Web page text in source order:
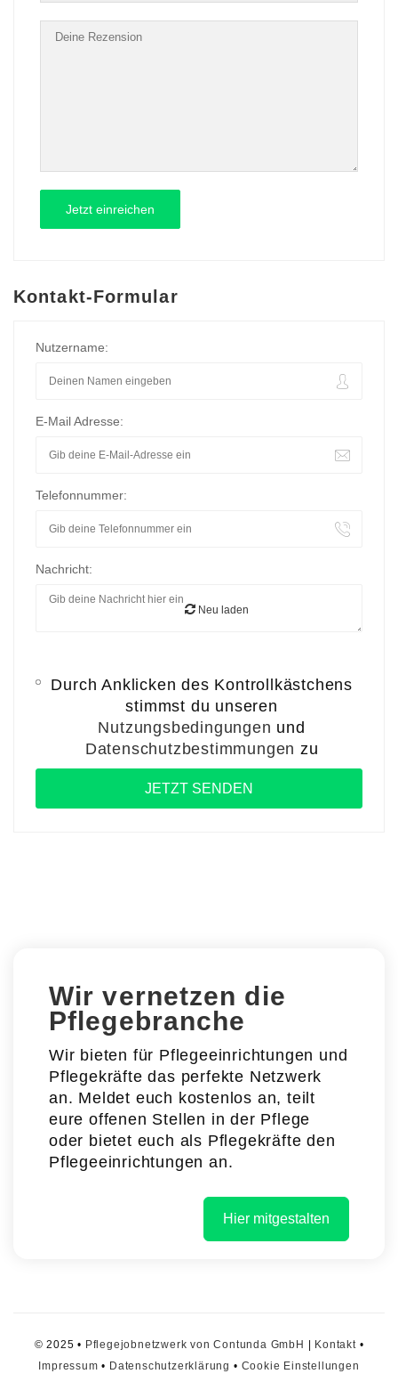
Kontakt-Formular
Nutzername:
E-Mail Adresse:
Telefonnummer:
Nachricht:
Neu laden
Durch Anklicken des Kontrollkästchens
stimmst du unseren
Nutzungsbedingungen und
Datenschutzbestimmungen zu
Wir vernetzen die
Pflegebranche
Wir bieten für Pflegeeinrichtungen und
Pflegekräfte das perfekte Netzwerk
an. Meldet euch kostenlos an, teilt
eure offenen Stellen in der Pflege
oder bietet euch als Pflegekräfte den
Pflegeeinrichtungen an.
Hier mitgestalten
© 2025 • Pflegejobnetzwerk von Contunda GmbH Kontakt•
Impressum • Datenschutzerklärung • Cookie Einstellungen